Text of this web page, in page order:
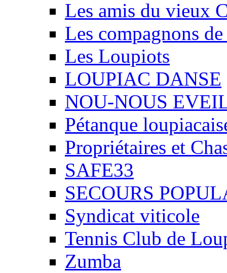
Les amis du vieux
Les compagnons
Les Loupiots
LOUPIAC DANSE
NOU-NOUS
Pétanque
Propriétaires et
SAFE33
SECOURS
Syndicat viticole
Tennis Club de
Zumba